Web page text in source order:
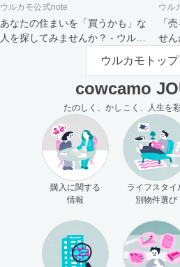
ウルカモ公式note
あなたの住まいを「買うかも」な
人を探してみませんか？ - ウルカ
ウル
「
せん
主
ウルカモトッ
cowcamo
たのしく、かしこく、人生を
購入に関する
情報
ライフスタイ
別物件選び